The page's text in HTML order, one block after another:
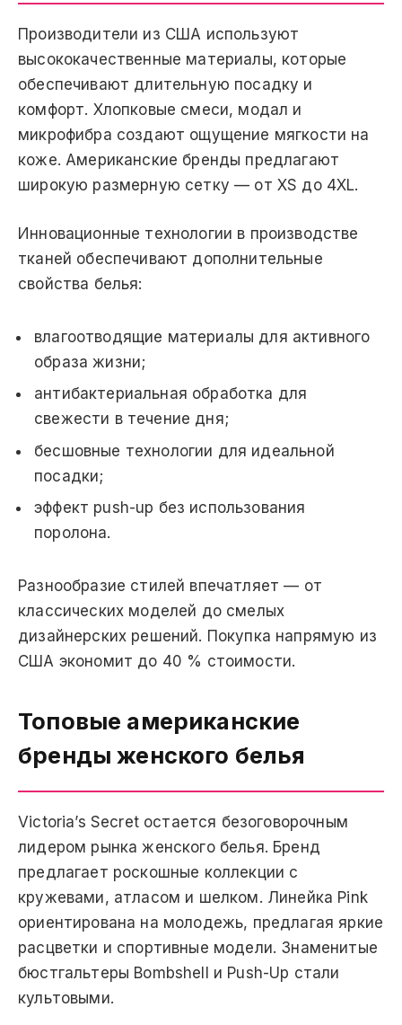
Производители из США используют
высококачественные материалы, которые
обеспечивают длительную посадку и
комфорт. Хлопковые смеси, модал и
микрофибра создают ощущение мягкости на
коже. Американские бренды предлагают
широкую размерную сетку — от XS до 4XL.
Инновационные технологии в производстве
тканей обеспечивают дополнительные
свойства белья:
влагоотводящие материалы для активного
образа жизни;
антибактериальная обработка для
свежести в течение дня;
бесшовные технологии для идеальной
посадки;
эффект push-up без использования
поролона.
Разнообразие стилей впечатляет — от
классических моделей до смелых
дизайнерских решений. Покупка напрямую из
США экономит до 40 % стоимости.
Топовые американские
бренды женского белья
Victoria’s Secret остается безоговорочным
лидером рынка женского белья. Бренд
предлагает роскошные коллекции с
кружевами, атласом и шелком. Линейка Pink
ориентирована на молодежь, предлагая яркие
расцветки и спортивные модели. Знаменитые
бюстгальтеры Bombshell и Push-Up стали
культовыми.